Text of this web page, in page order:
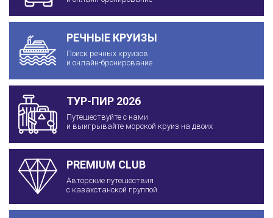
РЕЧНЫЕ КРУИЗЫ
Поиск речных круизов
и онлайн-бронирование
ТУР-ПИР 2026
Путешествуйте с нами
и выигрывайте морской круиз на двоих
PREMIUM CLUB
Авторские путешествия
с казахстанской группой